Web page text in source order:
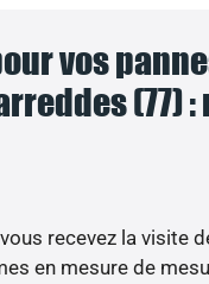
vos
(77) :
recevez la visite
en mesure de